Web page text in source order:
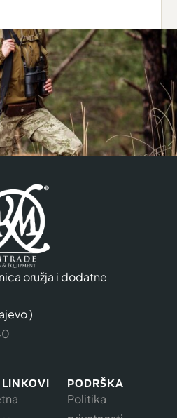
oružja i dodatne
)
LINKOVI
PODRŠKA
Politika